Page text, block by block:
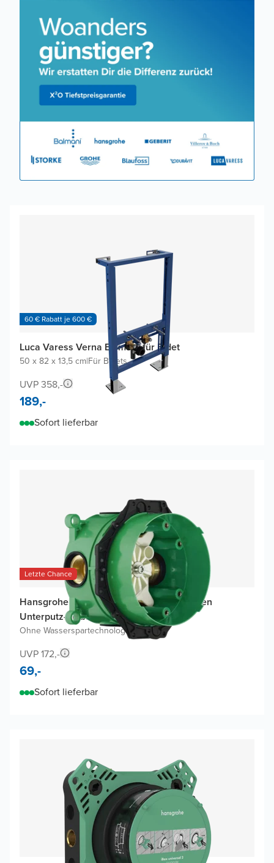
60 € Rabatt je 600 €
Luca Varess Verna Element für Bidet
50 x 82 x 13,5 cm|Für Bidets
UVP 358,-
189,-
Sofort lieferbar
Letzte Chance
Hansgrohe IBox Universal Basis-Set für den
Unterputz-Einbau einer Dusch-Armatur
Ohne Wasserspartechnologie
UVP 172,-
69,-
Sofort lieferbar